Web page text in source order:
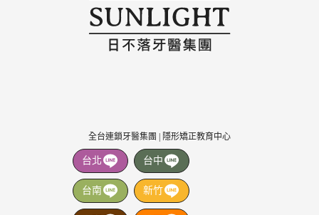
全台連鎖牙醫集團 | 隱形矯正教育中心
台北 台中
台南 新竹